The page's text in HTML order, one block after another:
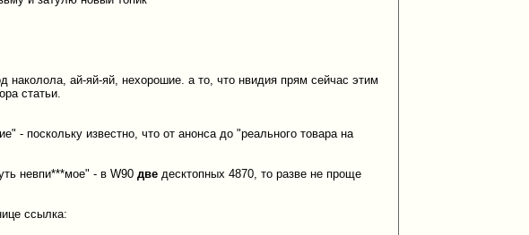
наколола, ай-яй-яй, нехорошие. а то, что нвидия прям сейчас этим
статьи.
- поскольку известно, что от анонса до "реального товара на
невпи***мое" - в W90две десктопных 4870, то разве не проще
ссылка: